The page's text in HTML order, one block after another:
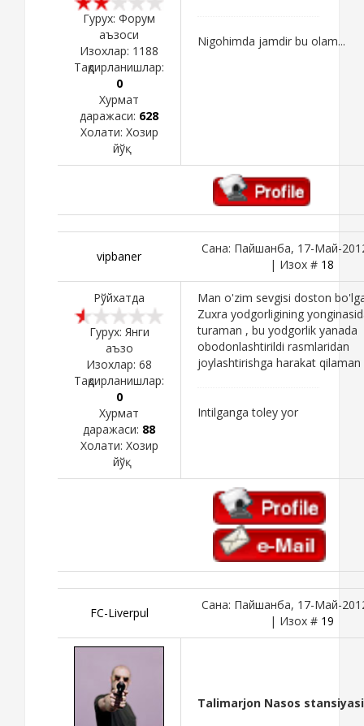
Гурух: Форум
аъзоси
Изохлар: 1188
Тақдирланишлар:
0
Хурмат
даражаси: 628
Холати: Хозир
йўқ
Nigohimda jamdir bu olam...
vipbaner
Сана: Пайшанба, 17-Май-
| Изох # 18
Рўйхатда
Гурух: Янги
аъзо
Изохлар: 68
Тақдирланишлар:
0
Хурмат
даражаси: 88
Холати: Хозир
йўқ
Man o'zim sevgisi doston
Zuxra yodgorligining
turaman , bu yodgorlik yanada
obodonlashtirildi rasmlaridan
joylashtirishga harakat qilaman
Intilganga toley yor
FC-Liverpul
Сана: Пайшанба, 17-Май-
| Изох # 19
Talimarjon Nasos stansiyasi